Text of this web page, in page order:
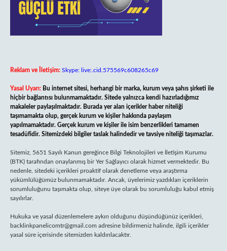
Reklam ve İletişim: Skype: live:.cid.575569c608265c69
Yasal Uyarı: Bu internet sitesi, herhangi bir marka, kurum veya şahıs şirketi ile
hiçbir bağlantısı bulunmamaktadır. Sitede yalnızca kendi hazırladığımız
makaleler paylaşılmaktadır. Burada yer alan içerikler haber niteliği
taşımamakta olup, gerçek kurum ve kişiler hakkında paylaşım
yapılmamaktadır. Gerçek kurum ve kişiler ile isim benzerlikleri tamamen
tesadüfidir. Sitemizdeki bilgiler taslak halindedir ve tavsiye niteliği taşımazlar.
Sitemiz, 5651 Sayılı Kanun gereğince Bilgi Teknolojileri ve İletişim Kurumu
(BTK) tarafından onaylanmış bir Yer Sağlayıcı olarak hizmet vermektedir. Bu
nedenle, sitedeki içerikleri proaktif olarak denetleme veya araştırma
yükümlülüğümüz bulunmamaktadır. Ancak, üyelerimiz yazdıkları içeriklerin
sorumluluğunu taşımakta olup, siteye üye olarak bu sorumluluğu kabul etmiş
sayılırlar.
Hukuka ve yasal düzenlemelere aykırı olduğunu düşündüğünüz içerikleri,
backlinkpanelicomtr@gmail.com adresine bildirmeniz halinde, ilgili içerikler
yasal süre içerisinde sitemizden kaldırılacaktır.